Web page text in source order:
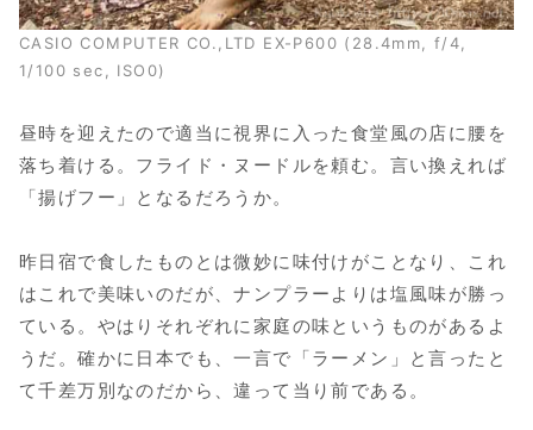
CASIO COMPUTER CO.,LTD EX-P600 (28.4mm, f/4,
1/100 sec, ISO0)
昼時を迎えたので適当に視界に入った食堂風の店に腰を
落ち着ける。フライド・ヌードルを頼む。言い換えれば
「揚げフー」となるだろうか。
昨日宿で食したものとは微妙に味付けがことなり、これ
はこれで美味いのだが、ナンプラーよりは塩風味が勝っ
ている。やはりそれぞれに家庭の味というものがあるよ
うだ。確かに日本でも、一言で「ラーメン」と言ったと
て千差万別なのだから、違って当り前である。